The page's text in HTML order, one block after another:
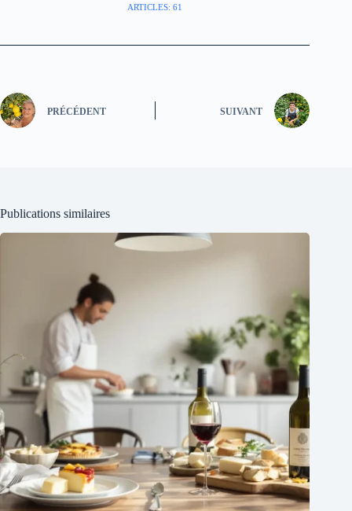
ARTICLES: 61
PRÉCÉDENT SUIVANT
Publications similaires